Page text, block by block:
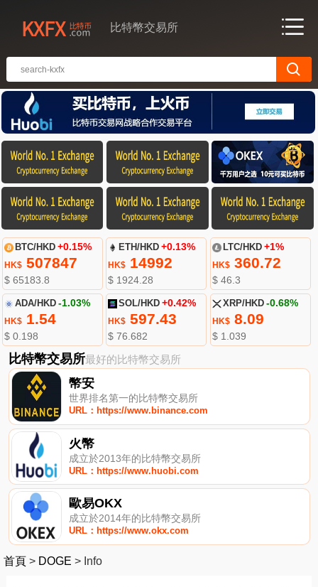
比特幣交易所
BTC/HKD +0.15%
HK$507847
$ 65183.8
ETH/HKD +0.13%
HK$ 14992
$ 1924.28
LTC/HKD +1%
HK$360.72
$ 46.3
ADA/HKD -1.03%
HK$1.54
$ 0.198
SOL/HKD +0.42%
HK$ 597.43
$ 76.682
XRP/HKD -0.68%
HK$8.09
$ 1.039
比特幣交易所最好的比特幣交易所
幣安
世界排名第一的比特幣交易所
URL：https://www.binance.com
火幣
成立於2013年的比特幣交易所
URL：https://www.huobi.com
歐易OKX
成立於2014年的比特幣交易所
URL：https://www.okx.com
首頁 > DOGE > Info